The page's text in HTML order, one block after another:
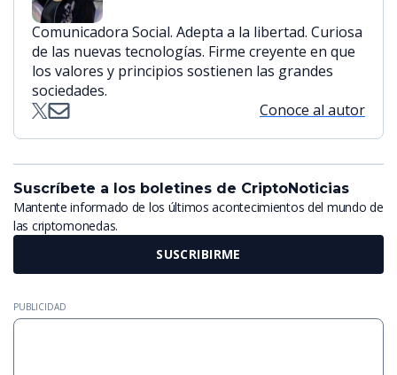
Comunicadora Social. Adepta a la libertad. Curiosa
de las nuevas tecnologías. Firme creyente en que
los valores y principios sostienen las grandes
sociedades.
Conoce al autor
Suscríbete a los boletines de CriptoNoticias
Mantente informado de los últimos acontecimientos del mundo de
las criptomonedas.
SUSCRIBIRME
PUBLICIDAD